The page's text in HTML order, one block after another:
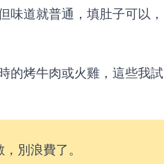
味道就普通，填肚子可以，
的烤牛肉或火雞，這些我試
別浪費了。